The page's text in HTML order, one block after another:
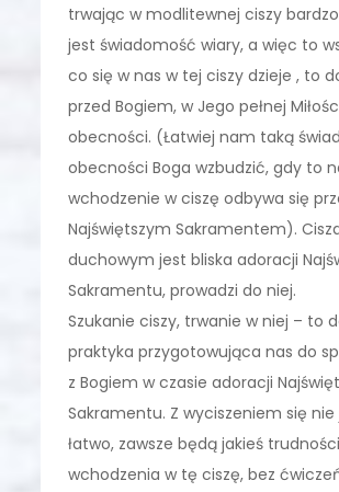
trwając w modlitewnej ciszy
jest świadomość wiary, a więc to
co się w nas w tej ciszy dzieje , to
przed Bogiem, w Jego pełnej
obecności. (Łatwiej nam taką
obecności Boga wzbudzić, gdy to
wchodzenie w ciszę odbywa się
Najświętszym Sakramentem).
duchowym jest bliska adoracji
Sakramentu, prowadzi do niej.
Szukanie ciszy, trwanie w niej – to
praktyka przygotowująca nas do
z Bogiem w czasie adoracji
Sakramentu. Z wyciszeniem się nie
łatwo, zawsze będą jakieś
wchodzenia w tę ciszę, bez